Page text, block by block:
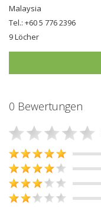
Malaysia
Tel.: +60 5 776 2396
9 Löcher
0 Bewertungen